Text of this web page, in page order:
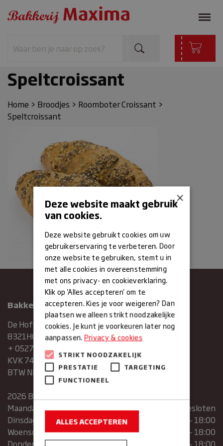
Speltcroissant
Home > Broodjes > Roomboter Croissant >
Speltcroissant
Bakkerij Maxima
De Hofstee 1
8321HG Urk
+ 0527683454
KVK 74286293
BTW NR. NL859839151B01
2026 Bakkerij Maxima
Maandag
gesloten
Dinsdag
07:30 – 13:00 | 14:00 – 18:00
Woensdag
07:30 – 13:00 | 14:00 – 18:00
Donderdag
07:30 – 13:00 | 14:00 – 18:00
×
Deze website maakt gebruik
van cookies.
Deze website gebruikt cookies om uw
gebruikerservaring te verbeteren. Door
onze website te gebruiken, stemt u in
met alle cookies in overeenstemming
met ons privacy- en cookieverklaring.
Klik op 'Alles accepteren' om te
accepteren. Kies je voor weigeren? Dan
plaatsen we alleen strikt noodzakelijke
cookies. Je kunt je voorkeuren later nog
aanpassen.Privacy & cookies
STRIKT NOODZAKELIJK
PRESTATIE
TARGETING
FUNCTIONEEL
ALLES ACCEPTEREN